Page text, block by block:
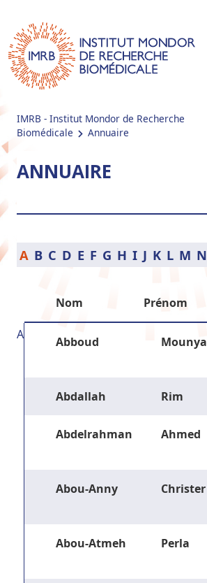
IMRB - Institut Mondor de Recherche
Biomédicale
Annuaire
ANNUAIRE
A B C D E F G H I J K L M N
Nom Prénom
A Abboud Mounya
Abdallah Rim
Abdelrahman Ahmed
Abou-Anny Christer
Abou-Atmeh Perla